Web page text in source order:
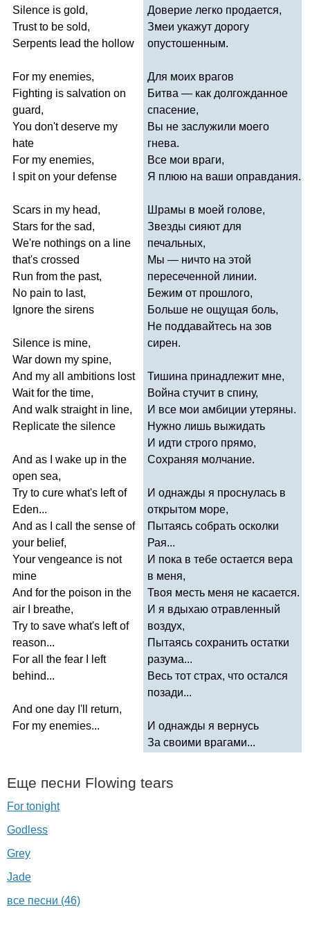
Silence is gold,
Trust to be sold,
Serpents lead the hollow
For my enemies,
Fighting is salvation on
guard,
You don't deserve my
hate
For my enemies,
spit on your defense
Scars in my head,
Stars for the sad,
We're nothings on a line
that's crossed
Run from the past,
No pain to last,
Ignore the sirens
Silence is mine,
War down my spine,
And my all ambitions lost
Wait for the time,
And walk straight in line,
Replicate the silence
And as wake up in the
open sea,
Try to cure what's left of
Eden...
And as call the sense of
your belief,
Your vengeance is not
mine
And for the poison in the
air
breathe,
Try to save what's left of
reason...
For all the fear
left
behind...
And one day I'll return,
For my enemies...
Доверие легко продается,
Змеи укажут дорогу
опустошенным.
Для моих врагов
Битва — как долгожданное
спасение,
Вы не заслужили моего
гнева.
Все мои враги,
Я плюю на ваши оправдания.
Шрамы в моей голове,
Звезды сияют для
печальных,
Мы — ничто на этой
пересеченной линии.
Бежим от прошлого,
Больше не ощущая боль,
Не поддавайтесь на зов
сирен.
Тишина принадлежит мне,
Война стучит в спину,
И все мои амбиции утеряны.
Нужно лишь выжидать
И идти строго прямо,
Сохраняя молчание.
И однажды я проснулась в
открытом море,
Пытаясь собрать осколки
Рая...
И пока в тебе остается вера
в меня,
Твоя месть меня не касается.
И я вдыхаю отравленный
воздух,
Пытаясь сохранить остатки
разума...
Весь тот страх, что остался
позади...
И однажды я вернусь
За своими врагами...
Еще песни Flowing tears
For tonight
Godless
Grey
Jade
все песни (46)